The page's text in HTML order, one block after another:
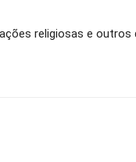
religiosas e